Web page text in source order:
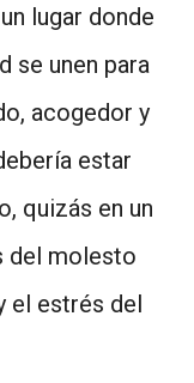
lugar donde
se unen para
acogedor y
estar
quizás en un
del molesto
el estrés del